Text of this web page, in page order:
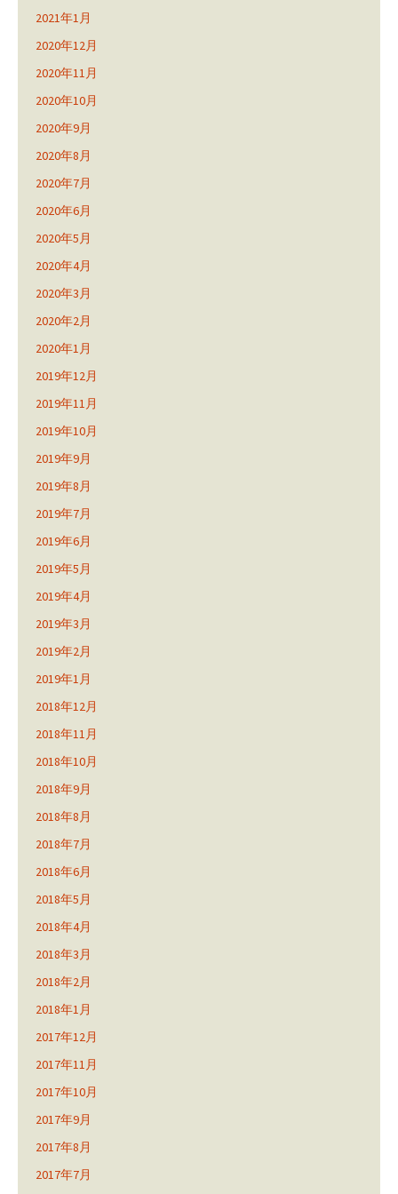
2021年1月
2020年12月
2020年11月
2020年10月
2020年9月
2020年8月
2020年7月
2020年6月
2020年5月
2020年4月
2020年3月
2020年2月
2020年1月
2019年12月
2019年11月
2019年10月
2019年9月
2019年8月
2019年7月
2019年6月
2019年5月
2019年4月
2019年3月
2019年2月
2019年1月
2018年12月
2018年11月
2018年10月
2018年9月
2018年8月
2018年7月
2018年6月
2018年5月
2018年4月
2018年3月
2018年2月
2018年1月
2017年12月
2017年11月
2017年10月
2017年9月
2017年8月
2017年7月